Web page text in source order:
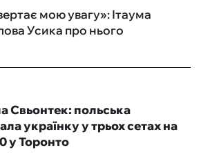
мою увагу»: Ітаума
Усика про нього
Свьонтек: польська
українку у трьох сетах на
у Торонто